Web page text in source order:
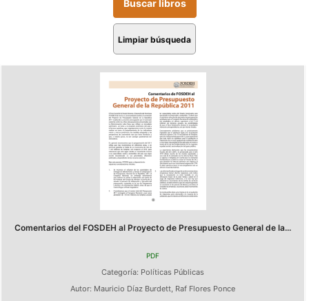
Limpiar búsqueda
Comentarios del FOSDEH al Proyecto de Presupuesto General de la...
PDF
Categoría: Políticas Públicas
Autor: Mauricio Díaz Burdett, Raf Flores Ponce